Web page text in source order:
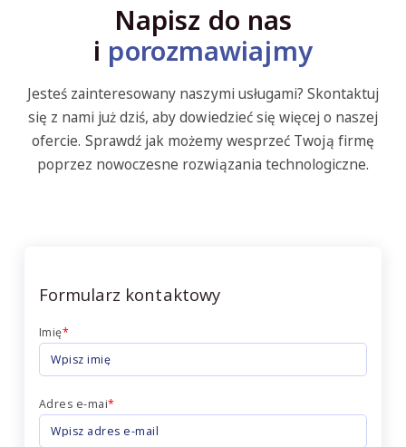
Napisz do nas
i porozmawiajmy
Jesteś zainteresowany naszymi usługami? Skontaktuj
się z nami już dziś, aby dowiedzieć się więcej o naszej
ofercie. Sprawdź jak możemy wesprzeć Twoją firmę
poprzez nowoczesne rozwiązania technologiczne.
Formularz kontaktowy
Imię*
Adres e-mai*